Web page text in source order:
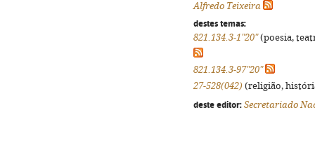
Alfredo Teixeira
destes temas:
821.134.3-1"20"(poesia,
821.134.3-97"20"
27-528(042) (religião,
deste editor: Secretariado